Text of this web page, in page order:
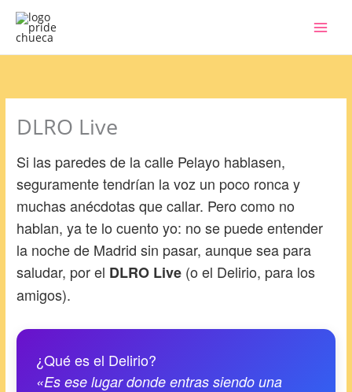
contenido
DLRO Live
Si las paredes de la calle Pelayo hablasen,
seguramente tendrían la voz un poco ronca y
muchas anécdotas que callar. Pero como no
hablan, ya te lo cuento yo: no se puede entender
la noche de Madrid sin pasar, aunque sea para
saludar, por el DLRO Live (o el Delirio, para los
amigos).
¿Qué es el Delirio?
«Es ese lugar donde entras siendo una